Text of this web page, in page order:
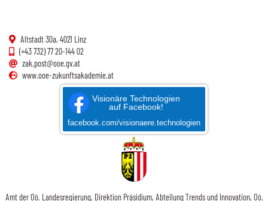
Altstadt 30a, 4021 Linz
(+43 732) 77 20-144 02
zak.post@ooe.gv.at
www.ooe-zukunftsakademie.at
Visionäre Technologien
auf Facebook!
facebook.com/visionaere.technologien
Amt derOö. Landesregierung, Direktion Präsidium, Abteilung Trends und Innovation, Oö.